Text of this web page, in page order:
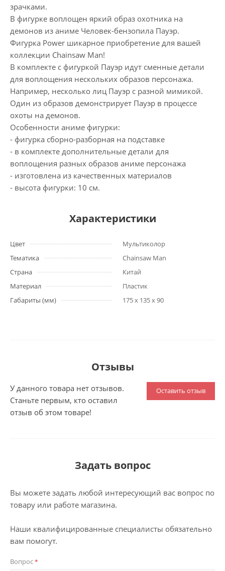
зрачками.
В фигурке воплощен яркий образ охотника на
демонов из аниме Человек-бензопила Пауэр.
Фигурка Power шикарное приобретение для вашей
коллекции Chainsaw Man!
В комплекте с фигуркой Пауэр идут сменные детали
для воплощения нескольких образов персонажа.
Например, несколько лиц Пауэр с разной мимикой.
Один из образов демонстрирует Пауэр в процессе
охоты на демонов.
Особенности аниме фигурки:
- фигурка сборно-разборная на подставке
- в комплекте дополнительные детали для
воплощения разных образов аниме персонажа
- изготовлена из качественных материалов
- высота фигурки: 10 см.
Характеристики
Цвет
Мультиколор
Тематика
Chainsaw Man
Страна
Китай
Материал
Пластик
Габариты (мм)
175 x 135 x 90
Отзывы
Оставить отзыв
У данного товара нет отзывов.
Станьте первым, кто оставил
отзыв об этом товаре!
Задать вопрос
Вы можете задать любой интересующий вас вопрос по
товару или работе магазина.
Наши квалифицированные специалисты обязательно
вам помогут.
Вопрос*